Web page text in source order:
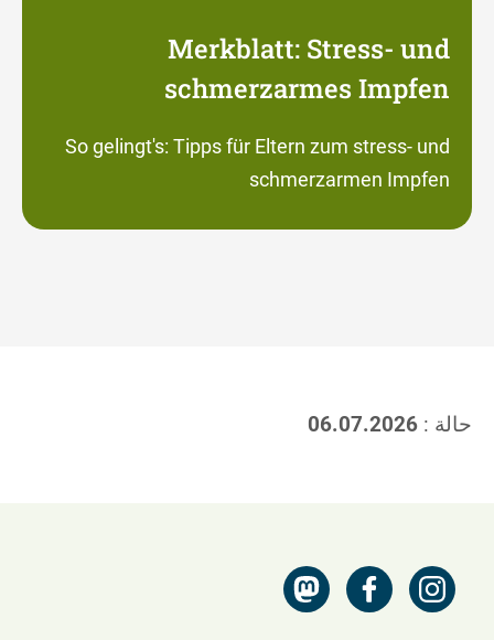
Merkblatt: Stress- und
schmerzarmes Impfen
So gelingt's: Tipps für Eltern zum stress- und
schmerzarmen Impfen
حالة : 06.07.2026